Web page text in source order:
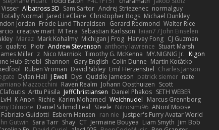
Visser Albatross 3D Sam Sartor Andrej Striezenec normalguy
Totally Normal Jared LeClaire Christopher Bogs Michael Dunkley
Jordan Frode Lund Tharaldsen Gerard Redmond Walter Rice
creative mart M Tera Sebastian Karlsson Iaian7 / John Einselen
Maraz Mark Kohalmy Michigan J Frog Harvey Fong CJ Guzman
qualtro Piotr Andrew Stevenson anthony lawrence Stuart Marsh
James Miller z Nico Marniok Timothy G. McKenna MY.NIGNIG Jr. Kigon
Hub-Strobl Shannon Gary English Colin Dunne Martin Koťátko
Ruben Vroman David Sibley Emil Herzenstiel Charles Janson
Dylan Hall J Ewell Dys Quddle Jameson patrick siemer nate
Mazzocchini Raven Realm Johann Oosthuizen Scott
Clafoutis Arttu Piisila JeffChristiansen Daniel Phakos SETH WEBER
LvH K Anon Richie Karim Mohamed Weichnudel Marcus Grennborg
Dilmore Daniel Schmid Leal Steele Nitrosimi96 ANonEMoose
Fabrizio Guidotti Esbern Hansen ran nie Justper's Furry Avatar World
Gutwin Sara Tarr Shay CT Jermaine Bouyea Liam Smyth Jim Bob